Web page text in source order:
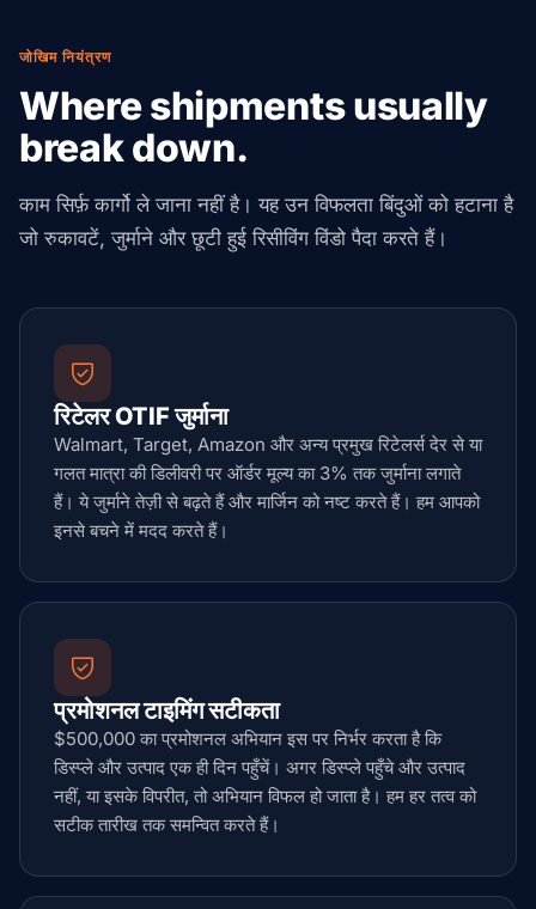
जोखिम नियंत्रण
Where shipments usually
break down.
काम सिर्फ़ कार्गो ले जाना नहीं है। यह उन विफलता बिंदुओं को हटाना है
जो रुकावटें, जुर्माने और छूटी हुई रिसीविंग विंडो पैदा करते हैं।
रिटेलर OTIF जुर्माना
Walmart, Target, Amazon और अन्य प्रमुख रिटेलर्स देर से या
गलत मात्रा की डिलीवरी पर ऑर्डर मूल्य का 3% तक जुर्माना लगाते
हैं। ये जुर्माने तेज़ी से बढ़ते हैं और मार्जिन को नष्ट करते हैं। हम आपको
इनसे बचने में मदद करते हैं।
प्रमोशनल टाइमिंग सटीकता
$500,000 का प्रमोशनल अभियान इस पर निर्भर करता है कि
डिस्प्ले और उत्पाद एक ही दिन पहुँचें। अगर डिस्प्ले पहुँचे और उत्पाद
नहीं, या इसके विपरीत, तो अभियान विफल हो जाता है। हम हर तत्व को
सटीक तारीख तक समन्वित करते हैं।